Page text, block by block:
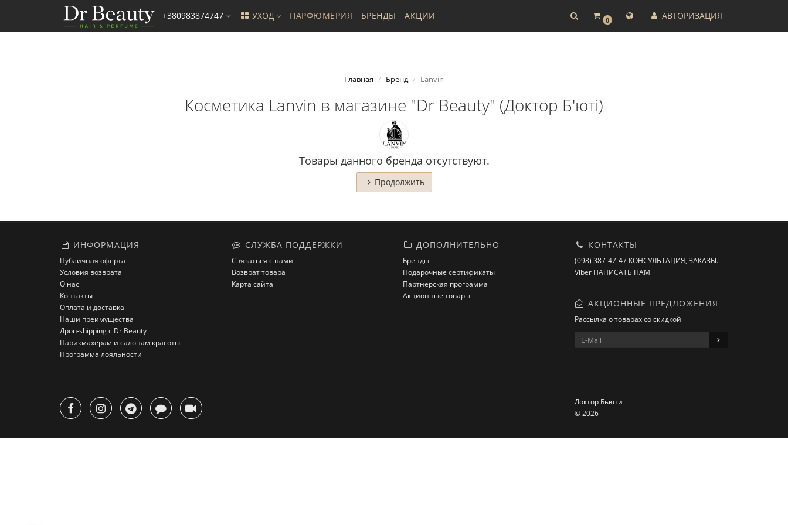
0 АВТОРИЗАЦИЯ
+380983874747 УХОД ПАРФЮМЕРИЯ БРЕНДЫ АКЦИИ
Главная Бренд Lanvin
Косметика Lanvin в магазине "Dr Beauty" (Доктор Б'юті)
Товары данного бренда отсутствуют.
Продолжить
ИНФОРМАЦИЯ
Публичная оферта
Условия возврата
О нас
Контакты
Оплата и доставка
Наши преимущества
Дроп-shipping с Dr Beauty
Парикмахерам и салонам красоты
Программа лояльности
СЛУЖБА ПОДДЕРЖКИ
Связаться с нами
Возврат товара
Карта сайта
ДОПОЛНИТЕЛЬНО
Бренды
Подарочные сертификаты
Партнёрская программа
Акционные товары
КОНТАКТЫ
(098) 387-47-47 КОНСУЛЬТАЦИЯ, ЗАКАЗЫ.
Viber НАПИСАТЬ НАМ
АКЦИОННЫЕ ПРЕДЛОЖЕНИЯ
Рассылка о товарах со скидкой
Доктор Бьюти
© 2026